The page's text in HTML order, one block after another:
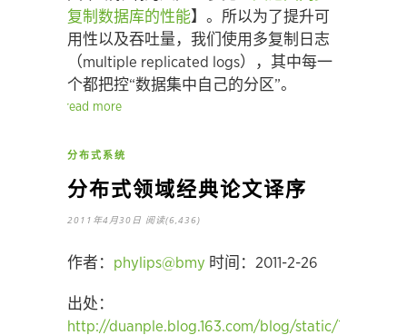
复制数据库的性能】。所以为了提升可
用性以及吞吐量，我们使用多复制日志
（multiple replicated logs），其中每一
个都把控“数据集中自己的分区”。
read more
分布式系统
分布式领域经典论文译序
2011年4月30日 阅读(6,436)
作者： phylips@bmy 时间：2011-2-26
出处：
http://duanple.blog.163.com/blog/static/